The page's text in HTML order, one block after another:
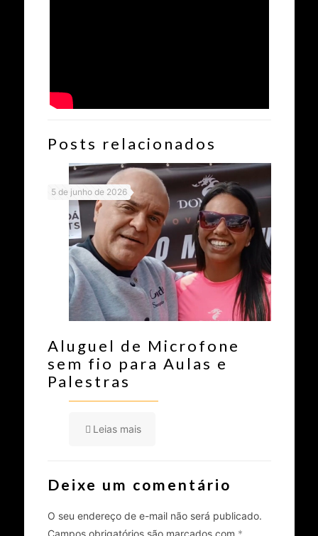
Posts relacionados
5 de junho de 2026
Aluguel de Microfone
sem fio para Aulas e
Palestras
Leias mais
Deixe um comentário
O seu endereço de e-mail não será publicado.